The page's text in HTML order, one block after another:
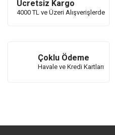
Ücretsiz Kargo
4000 TL ve Üzeri Alışverişlerde
Çoklu Ödeme
Havale ve Kredi Kartları